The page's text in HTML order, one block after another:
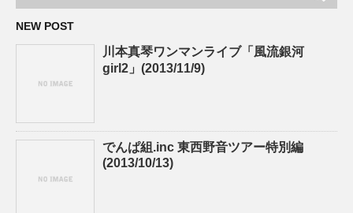
NEW POST
川本真琴ワンマンライブ「風流銀河
girl2」(2013/11/9)
でんぱ組.inc 東西野音ツアー特別編
(2013/10/13)